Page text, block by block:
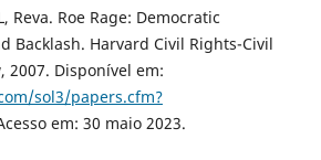
Reva. Roe Rage: Democratic
Backlash. Harvard Civil Rights-Civil
2007. Disponível em:
sol3/papers.cfm?
em: 30 maio 2023.